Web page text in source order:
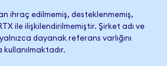
ihraç edilmemiş, desteklenmemiş,
ile ilişkilendirilmemiştir. Şirket adı ve
dayanak referans varlığını
kullanılmaktadır.